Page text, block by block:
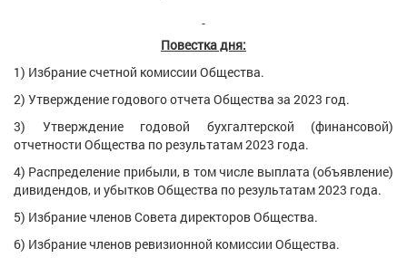
Повестка дня:
1) Избрание счетной комиссии Общества.
2) Утверждение годового отчета Общества за 2023 год.
3) Утверждение годовой бухгалтерской (финансовой)
отчетности Общества по результатам 2023 года.
4) Распределение прибыли, в том числе выплата (объявление)
дивидендов, и убытков Общества по результатам 2023 года.
5) Избрание членов Совета директоров Общества.
6) Избрание членов ревизионной комиссии Общества.